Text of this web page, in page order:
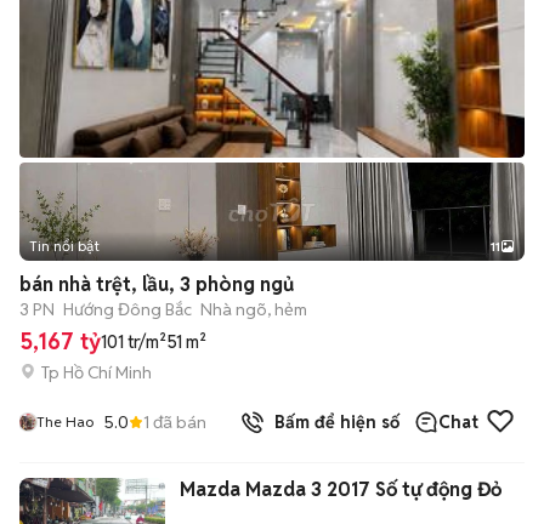
+2
Tin nổi bật 11
bán nhà trệt, lầu, 3 phòng ngủ
3 PN Hướng Đông Bắc Nhà ngõ, hẻm
5,167 tỷ101 tr/m²51 m²
Tp Hồ Chí Minh
The Hao 5.0 1 đã bán Bấm để hiện số Chat
Mazda Mazda 3 2017 Số tự động Đỏ